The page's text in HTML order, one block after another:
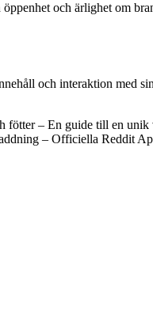
och ärlighet om
och interaktion med
fötter – En guide till en
– Officiella Reddit